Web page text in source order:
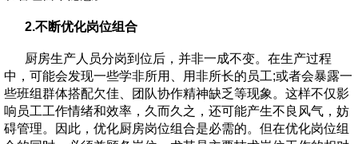
2.不断优化岗位组合
厨房生产人员分岗到位后，并非一成不变。在生产过程
中，可能会发现一些学非所用、用非所长的员工;或者会暴露一
些班组群体搭配欠佳、团队协作精神缺乏等现象。这样不仅影
响员工工作情绪和效率，久而久之，还可能产生不良风气，妨
碍管理。因此，优化厨房岗位组合是必需的。但在优化岗位组